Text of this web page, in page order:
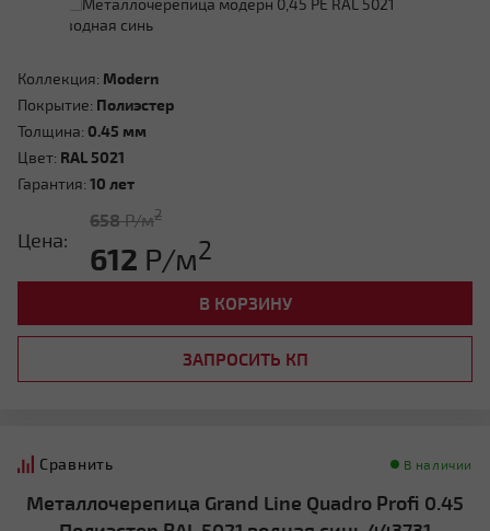
Коллекция: Modern
Покрытие: Полиэстер
Толщина: 0.45 мм
Цвет: RAL 5021
Гарантия: 10 лет
Цена:
658Р/м2
612 Р/м2
В КОРЗИНУ
ЗАПРОСИТЬ КП
Сравнить В наличии
Металлочерепица Grand Line Quadro Profi 0.45